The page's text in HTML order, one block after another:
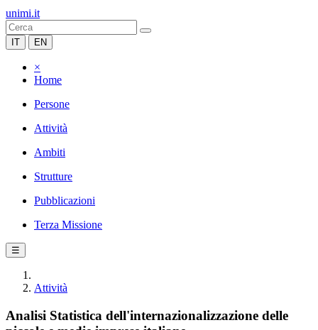
unimi.it
IT EN
×
Home
Persone
Attività
Ambiti
Strutture
Pubblicazioni
Terza Missione
☰
Attività
Analisi Statistica dell'internazionalizzazione delle